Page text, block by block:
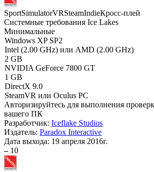
SportSimulatorVRSteamIndieКросс-плей
Системные требования Ice Lakes
Минимальные
Windows XP SP2
Intel (2.00 GHz) или AMD (2.00 GHz)
2 GB
NVIDIA GeForce 7800 GT
1 GB
DirectX 9.0
SteamVR или Oculus PC
Авторизируйтесь для выполнения
вашего ПК
Разработчик: Iceflake Studios
Издатель: Paradox Interactive
Дата выхода: 19 апреля 2016г.
– 10